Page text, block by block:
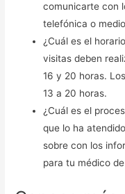
comunicarte con
telefónica o
¿Cuál es el
visitas deben
16 y 20 horas.
13 a 20 horas.
¿Cuál es el
que lo ha
sobre con los
para tu médico